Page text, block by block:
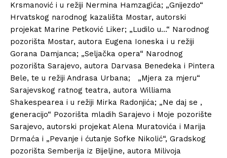
Krsmanović i u režiji Nermina Hamzagića; „Gnijezdo“
Hrvatskog narodnog kazališta Mostar, autorski
projekat Marine Petković Liker; „Ludilo u…“ Narodnog
pozorišta Mostar, autora Eugena Ioneska i u režiji
Gorana Damjanca; „Seljačka opera“ Narodnog
pozorišta Sarajevo, autora Darvasa Benedeka i Pintera
Bele, te u režiji Andrasa Urbana; „Mjera za mjeru“
Sarajevskog ratnog teatra, autora Williama
Shakespearea i u režiji Mirka Radonjića; „Ne daj se ,
generacijo“ Pozorišta mladih Sarajevo i Moje pozorište
Sarajevo, autorski projekat Alena Muratovića i Marija
Drmaća i „Pevanje i ćutanje Sofke Nikolić“, Gradskog
pozorišta Semberija iz Bijeljine, autora Milivoja